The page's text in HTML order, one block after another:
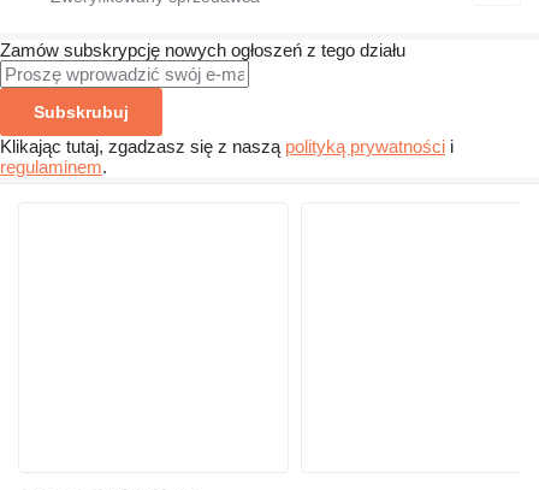
Zamów subskrypcję nowych ogłoszeń z tego działu
Subskrubuj
Klikając tutaj, zgadzasz się z naszą polityką prywatności i
regulaminem.